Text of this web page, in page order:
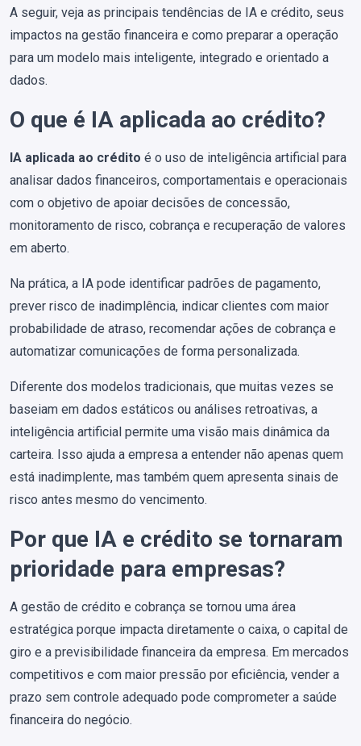
A seguir, veja as principais tendências de IA e crédito, seus
impactos na gestão financeira e como preparar a operação
para um modelo mais inteligente, integrado e orientado a
dados.
O que é IA aplicada ao crédito?
IA aplicada ao crédito é o uso de inteligência artificial para
analisar dados financeiros, comportamentais e operacionais
com o objetivo de apoiar decisões de concessão,
monitoramento de risco, cobrança e recuperação de valores
em aberto.
Na prática, a IA pode identificar padrões de pagamento,
prever risco de inadimplência, indicar clientes com maior
probabilidade de atraso, recomendar ações de cobrança e
automatizar comunicações de forma personalizada.
Diferente dos modelos tradicionais, que muitas vezes se
baseiam em dados estáticos ou análises retroativas, a
inteligência artificial permite uma visão mais dinâmica da
carteira. Isso ajuda a empresa a entender não apenas quem
está inadimplente, mas também quem apresenta sinais de
risco antes mesmo do vencimento.
Por que IA e crédito se tornaram
prioridade para empresas?
A gestão de crédito e cobrança se tornou uma área
estratégica porque impacta diretamente o caixa, o capital de
giro e a previsibilidade financeira da empresa. Em mercados
competitivos e com maior pressão por eficiência, vender a
prazo sem controle adequado pode comprometer a saúde
financeira do negócio.